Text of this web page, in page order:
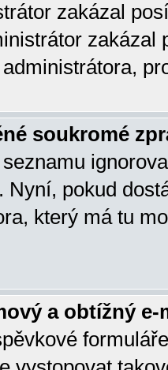
zakázal
zakázal
soukromé
Nyní, pokud
který má tu
a obtížný